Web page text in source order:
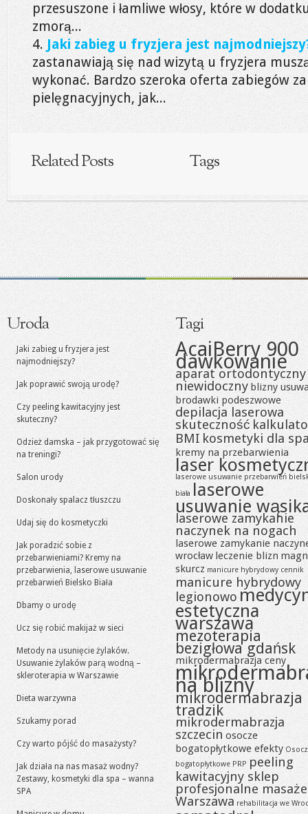
przesuszone i łamliwe włosy, które w
zmorą...
Jaki zabieg u fryzjera jest
zastanawiają się nad wizytą u fryzjera
wykonać. Bardzo szeroka oferta zabiegów
pielęgnacyjnych, jak...
Related Posts Tags
Uroda
Jaki zabieg u fryzjera jest
najmodniejszy?
Jak poprawić swoją urodę?
Czy peeling kawitacyjny jest
skuteczny?
Odzież damska – jak przygotować się
na treningi?
Salon urody
Doskonały spalacz tłuszczu
Udaj się do kosmetyczki
Jak poradzić sobie z
przebarwieniami? Kremy na
przebarwienia, laserowe usuwanie
przebarwień Bielsko Biała
Dbamy o urodę
Ucz się robić makijaż w sieci
Metody na usunięcie żylaków.
Usuwanie żylaków parą wodną –
skleroterapia w Warszawie
Dieta warzywna
Szukamy porad
Czy warto pójść do masażysty?
Jak działa na nas masaż wodny?
Zestawy, kosmetyki dla spa – wanna
SPA
Tagi
AcaiBerry 900
dawkowanie
aparat ortodontyczny
niewidoczny blizny
brodawki podeszwowe
depilacja laserowa
skuteczność
BMI kosmetyki dla
kremy na przebarwienia
laser
laserowe usuwanie przebarwień
biała laserowe
usuwanie
laserowe zamykanie
naczynek na nogach
laserowe zamykanie
wrocław leczenie blizn
skurcz manicure hybrydowy cennik
manicure hybrydowy
legionowo
estetyczna
warszawa
mezoterapia
bezigłowa gdańsk
mikrodermabrazja ceny
na blizny
mikrodermabrazja
tradzik
mikrodermabrazja
szczecin osocze
bogatopłytkowe efekty
bogatopłytkowe PRP peeling
kawitacyjny sklep
profesjonalne masaże
Warszawa rehabilitacja we